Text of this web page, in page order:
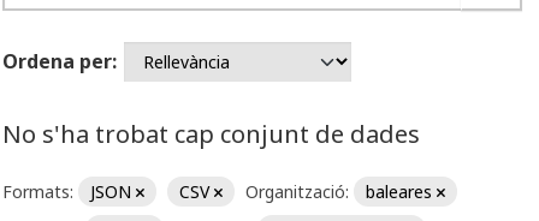
Ordena per
No s'ha trobat cap conjunt de dades
Formats: JSON CSV Organització:
baleares